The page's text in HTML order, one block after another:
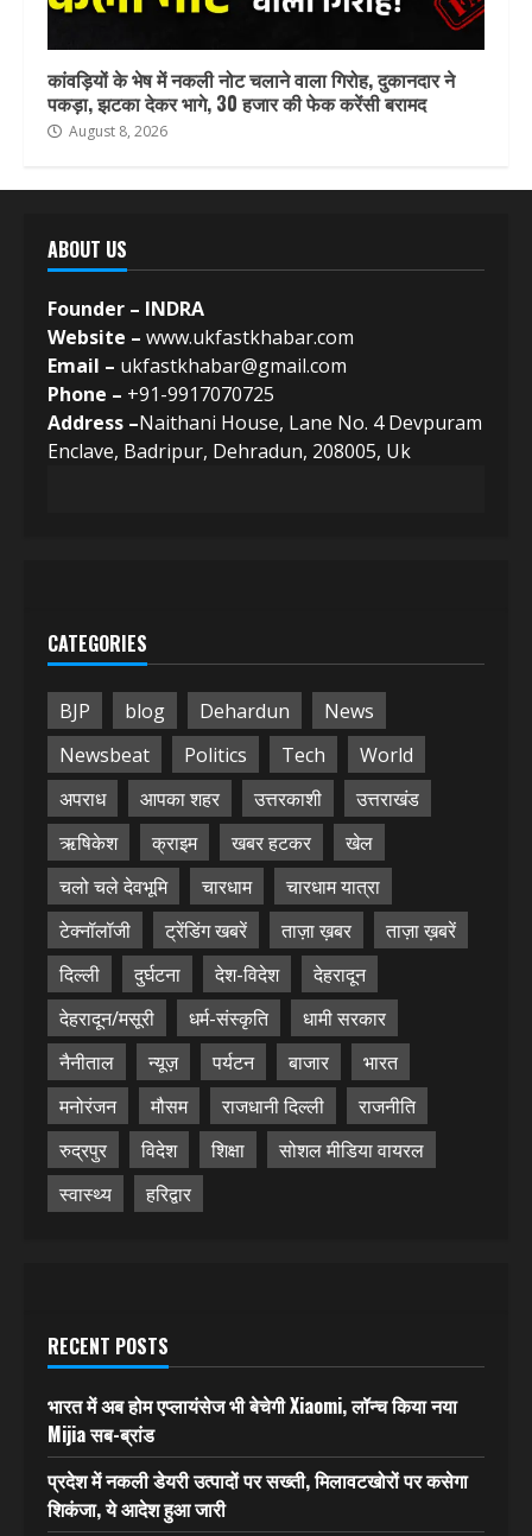
कांवड़ियों के भेष में नकली नोट चलाने वाला गिरोह, दुकानदार ने
पकड़ा, झटका देकर भागे, 30 हजार की फेक करेंसी बरामद
August 8, 2026
ABOUT US
Founder – INDRA
Website – www.ukfastkhabar.com
Email – ukfastkhabar@gmail.com
Phone – +91-9917070725
Address –Naithani House, Lane No. 4 Devpuram
Enclave, Badripur, Dehradun, 208005, Uk
CATEGORIES
BJP blog Dehardun
News
Newsbeat
Politics Tech
World
अपराध
आपका शहर उत्तरकाशी
उत्तराखंड
ऋषिकेश
क्राइम खबर हटकर
खेल
चलो चले देवभूमि
चारधाम
चारधाम यात्रा
टेक्नॉलॉजी
ट्रेंडिंग खबरें ताज़ा ख़बर
ताज़ा ख़बरें
दिल्ली
दुर्घटना देश-विदेश
देहरादून
देहरादून/मसूरी
धर्म-संस्कृति
धामी सरकार
नैनीताल
न्यूज़ पर्यटन बाजार
भारत
मनोरंजन
मौसम राजधानी दिल्ली
राजनीति
रुद्रपुर
विदेश शिक्षा
सोशल मीडिया वायरल
स्वास्थ्य
हरिद्वार
RECENT POSTS
भारत में अब होम एप्लायंसेज भी बेचेगी Xiaomi, लॉन्च किया नया
Mijia सब-ब्रांड
प्रदेश में नकली डेयरी उत्पादों पर सख्ती, मिलावटखोरों पर कसेगा
शिकंजा, ये आदेश हुआ जारी